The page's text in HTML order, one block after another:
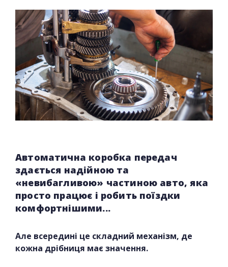
Автоматична коробка передач
здається надійною та
«невибагливою» частиною авто, яка
просто працює і робить поїздки
комфортнішими...
Але всередині це складний механізм, де
кожна дрібниця має значення.